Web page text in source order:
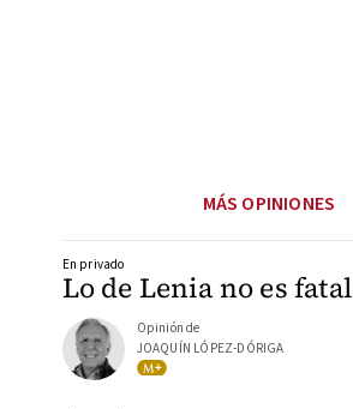
MÁS OPINIONES
Lo de Lenia no es fatal
En privado
Opinión de
JOAQUÍN LÓPEZ-DÓRIGA